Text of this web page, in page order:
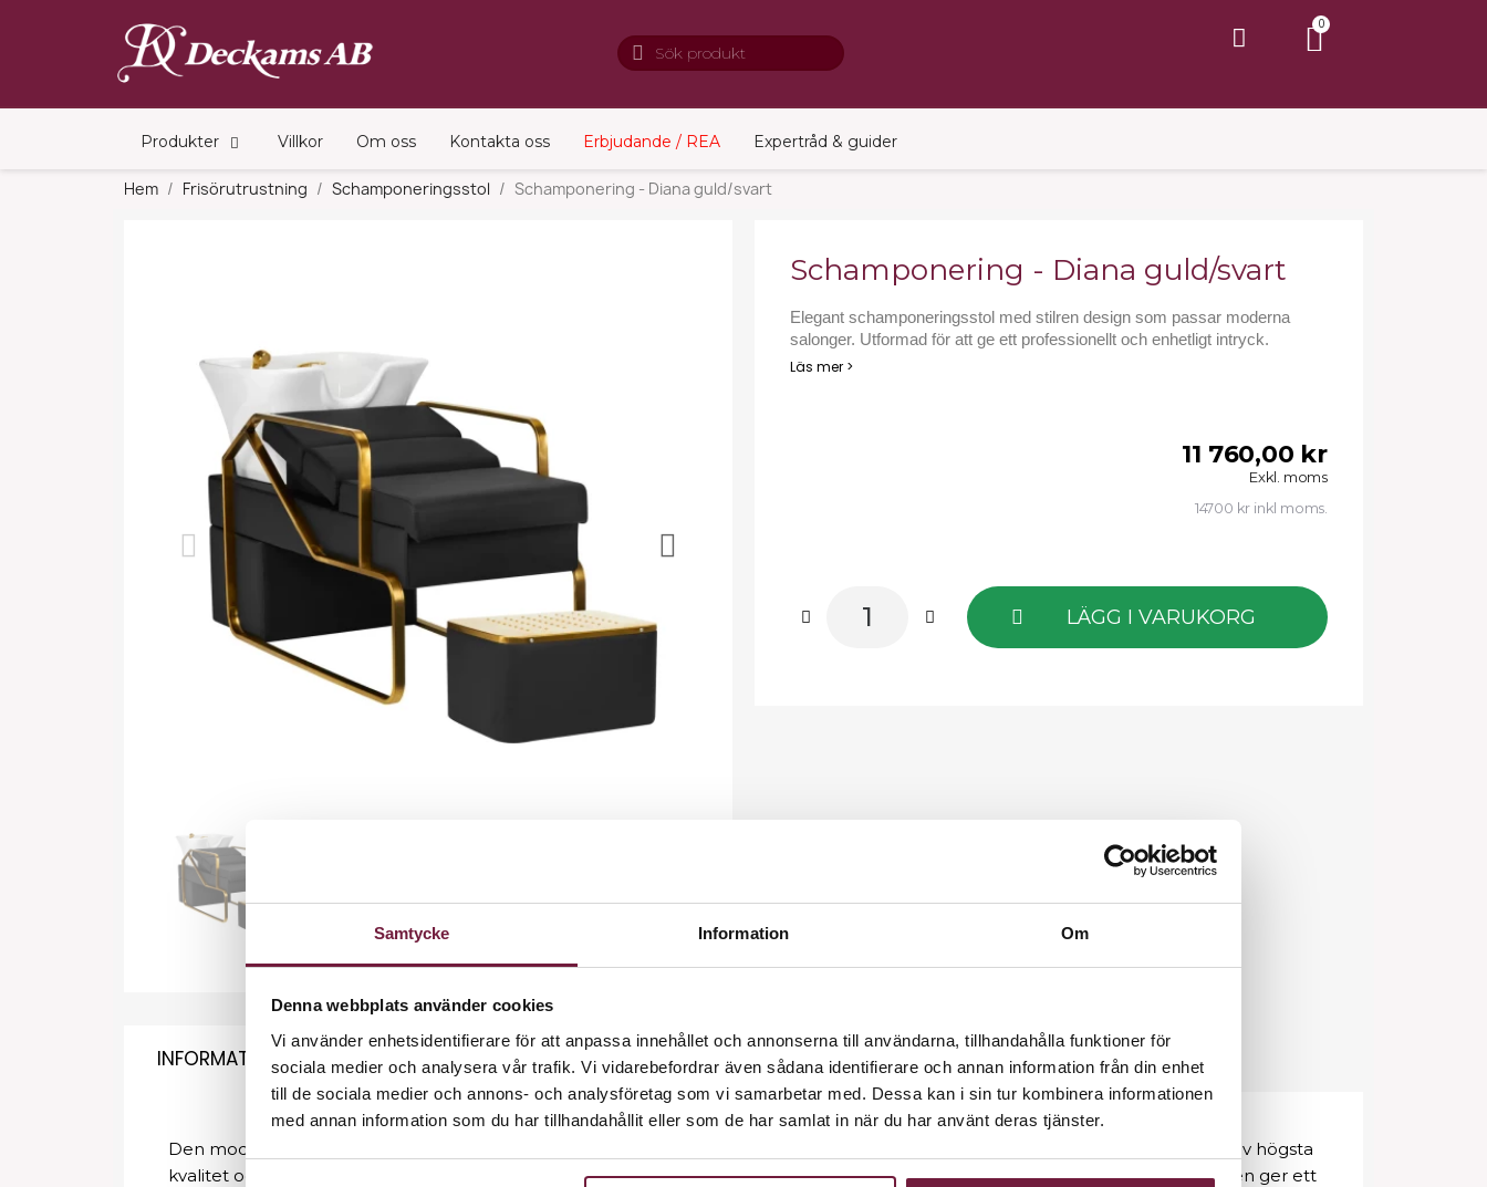
Samtycke Information Om
Denna webbplats använder cookies
Vi använder enhetsidentifierare för att anpassa innehållet och annonserna till användarna, tillhandahålla funktioner för
sociala medier och analysera vår trafik. Vi vidarebefordrar även sådana identifierare och annan information från din enhet
till de sociala medier och annons- och analysföretag som vi samarbetar med. Dessa kan i sin tur kombinera informationen
med annan information som du har tillhandahållit eller som de har samlat in när du har använt deras tjänster.
Produkter Villkor Om oss Kontakta oss Erbjudande / REA Expertråd & guider
Hem Frisörutrustning Schamponeringsstol Schamponering - Diana guld/svart
Schamponering - Diana guld/svart
Elegant schamponeringsstol med stilren design som passar moderna
salonger. Utformad för att ge ett professionellt och enhetligt intryck.
Läs mer >
11 760,00 kr
Exkl. moms
14700 kr inkl moms.
LÄGG I VARUKORG
INFORMATION
Den moderna Gabbiano frisörtvätten är en kombination av funktionalitet och italiensk elegans. Tvätten är tillverkad av material av högsta
kvalitet och har en perfekt finish. Vi förstår vikten av klientens komfort under behandlingen, vilket är varför den speciella designen ger ett